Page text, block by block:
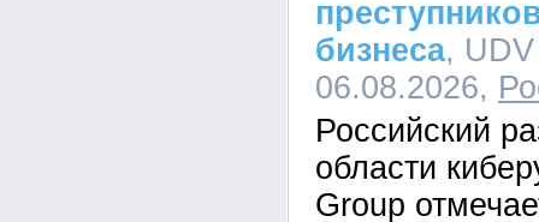
бизнеса,
06.08.2026,
Российский
области
Group